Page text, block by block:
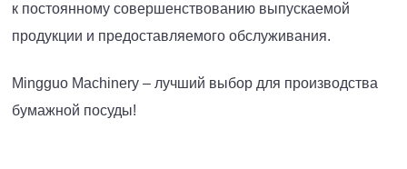
к постоянному совершенствованию выпускаемой
продукции и предоставляемого обслуживания.
Mingguo Machinery – лучший выбор для производства
бумажной посуды!